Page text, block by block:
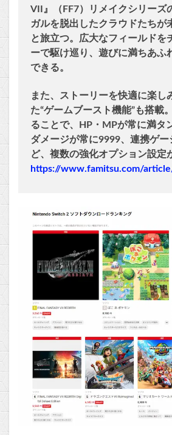
VII』（FF7）リメイクシリーズ
ガルを脱出したクラウドたちが
と旅立つ。広大なフィールドを
ーで駆け巡り、遊びに満ちあふ
できる。
また、ストーリーを快適に楽し
た“ゲームブースト機能”も搭載
ることで、HP・MPが常に満タ
ダメージが常に9999、連携ゲ
ど、複数の強化オプション設定
https://www.famitsu.com/